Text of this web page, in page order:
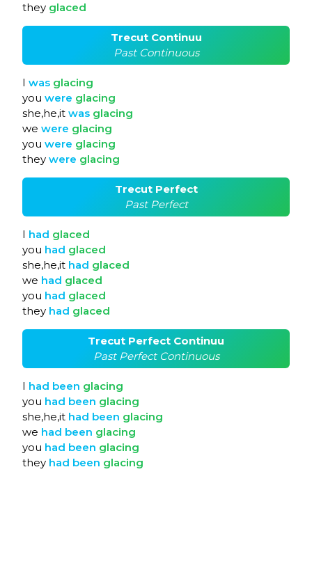
they glaced
Trecut Continuu
Past Continuous
I was glacing
you were glacing
she,he,it was glacing
we were glacing
you were glacing
they were glacing
Trecut Perfect
Past Perfect
I had glaced
you had glaced
she,he,it had glaced
we had glaced
you had glaced
they had glaced
Trecut Perfect Continuu
Past Perfect Continuous
I had been glacing
you had been glacing
she,he,it had been glacing
we had been glacing
you had been glacing
they had been glacing